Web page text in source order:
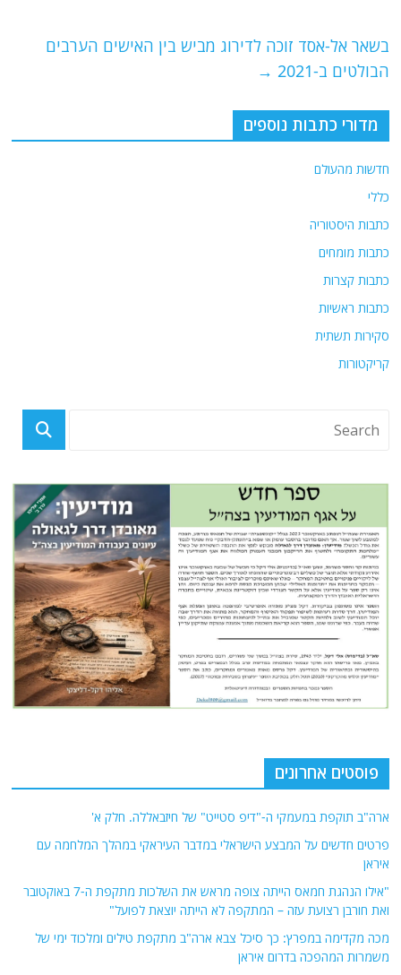
k
בשאר אל-אסד זוכה לדירוג מביש בין האישים הערבים
הבולטים ב-2021
→
מדורי כתבות נוספים
חדשות מהעולם
כללי
כתבות היסטוריה
כתבות מומחים
כתבות קצרות
כתבות ראשיות
סקירות תשתית
קריקטורות
פוסטים אחרונים
ארה"ב תוקפת במעמקי ה-"דיפ סטייט" של חיזבאללה. חלק א'
פרטים חדשים על המבצע הישראלי במדבר העיראקי במהלך המלחמה עם
איראן
"אילו הנהגת חמאס הייתה צופה מראש את השלכות מתקפת ה-7 באוקטובר
ואת חורבן רצועת עזה – המתקפה לא הייתה יוצאת לפועל"
מכה מקדימה במפרץ: כך סיכל צבא ארה"ב מתקפת טילים ומלכוד ימי של
משמרות המהפכה בדרום איראן